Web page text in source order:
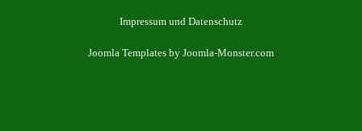
Impressum und Datenschutz
Joomla Templates by Joomla-Monster.com